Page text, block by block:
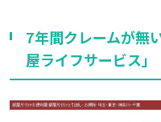
7年間クレームが無
屋ライフサービス」